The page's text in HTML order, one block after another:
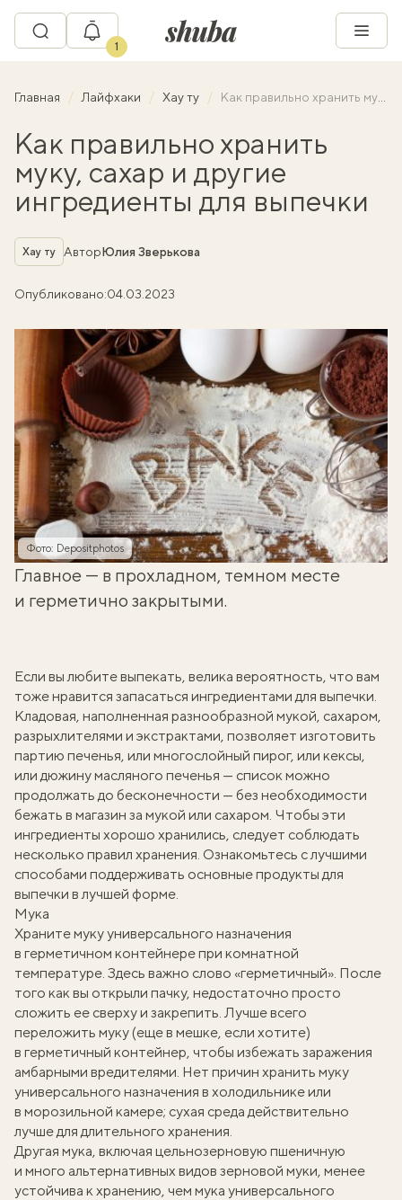
1
Главная Лайфхаки Хау ту Как правильно хранить муку, сахар и другие ингредиенты для выпечки
Как правильно хранить
муку, сахар и другие
ингредиенты для выпечки
Рубрика
Хау ту АвторЮлия Зверькова
Опубликовано:04.03.2023
Фото: Depositphotos
Главное — в прохладном, темном месте
и герметично закрытыми.
Если вы любите выпекать, велика вероятность, что вам
тоже нравится запасаться ингредиентами для выпечки.
Кладовая, наполненная разнообразной мукой, сахаром,
разрыхлителями и экстрактами, позволяет изготовить
партию печенья, или многослойный пирог, или кексы,
или дюжину масляного печенья — список можно
продолжать до бесконечности — без необходимости
бежать в магазин за мукой или сахаром. Чтобы эти
ингредиенты хорошо хранились, следует соблюдать
несколько правил хранения. Ознакомьтесь с лучшими
способами поддерживать основные продукты для
выпечки в лучшей форме.
Мука
Храните муку универсального назначения
в герметичном контейнере при комнатной
температуре. Здесь важно слово «герметичный». После
того как вы открыли пачку, недостаточно просто
сложить ее сверху и закрепить. Лучше всего
переложить муку (еще в мешке, если хотите)
в герметичный контейнер, чтобы избежать заражения
амбарными вредителями. Нет причин хранить муку
универсального назначения в холодильнике или
в морозильной камере; сухая среда действительно
лучше для длительного хранения.
Другая мука, включая цельнозерновую пшеничную
и много альтернативных видов зерновой муки, менее
устойчива к хранению, чем мука универсального